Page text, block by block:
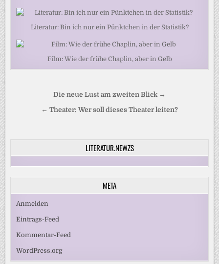
Literatur: Bin ich nur ein Pünktchen in der Statistik?
Film: Wie der frühe Chaplin, aber in Gelb
Beitragsnavigation
Die neue Lust am zweiten Blick →
← Theater: Wer soll dieses Theater leiten?
LITERATUR.NEWZS
META
Anmelden
Eintrags-Feed
Kommentar-Feed
WordPress.org